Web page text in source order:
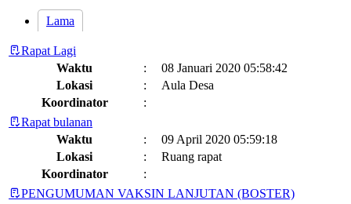
Lama
Rapat Lagi
Waktu
:
08 Januari 2020 05:58:42
Lokasi
:
Aula Desa
Koordinator
:
Rapat bulanan
Waktu
:
09 April 2020 05:59:18
Lokasi
:
Ruang rapat
Koordinator
:
PENGUMUMAN VAKSIN LANJUTAN (BOSTER)